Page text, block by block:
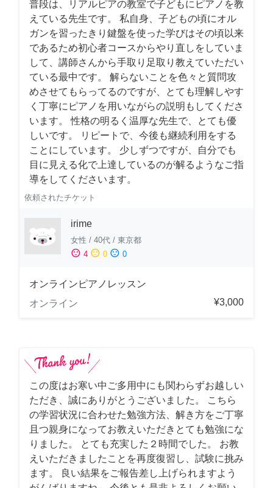
普段は、リアルピアの教室で子どもにピアノを教
えている先生です。 私自身、子どもの頃にオル
ガンを習ったきり鍵盤を使った学びはその頃以来
であるため初心者コースからやり直しをしていま
して、講師さんから手取り足取り教えていただい
ている最中です。 解らないことを色々と質問攻
めさせてもらってるのですが、とても理解しやす
く丁寧にピアノを用いながらの説明もしてくださ
います。 性格の明るく温厚な先生で、とても優
しいです。 リピートで、今後も継続利用をする
ことにしています。 少しずつですが、自分でも
目に見える化で上達しているのが解るようなご指
導をしてくださいます。
依頼されたチケット
irime
女性 / 40代 / 東京都
sentiment_satisfied 4 sentiment_neutral 0 sentiment_dissatisfied 0
オンラインピアノレッスン
オンライン
¥3,000
この度はお寒い中ご多用中にも関わらずお越しい
ただき、誠にありがとうございました。 こちら
の学習状況に合わせた勉強方法、解き方をご丁寧
且つ親身になってお教えいただきとても勉強にな
りました。 とても充実した２時間でした。 お教
えいただきましたことを再度復習し、試験に挑み
ます。 良い結果をご報告差し上げられますよう